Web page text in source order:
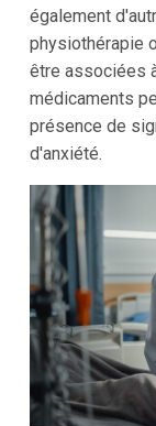
également
physiothérapie
être associées
médicaments
présence de
d'anxiété.